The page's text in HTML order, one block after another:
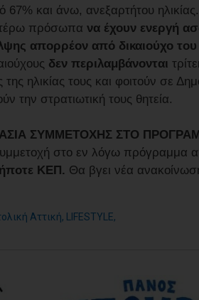
67% και άνω, ανεξαρτήτου ηλικίας.
πρόσωπα να έχουν ενεργή
απορρέον από δικαιούχο
δεν περιλαμβάνονται
της ηλικίας τους και φοιτούν σε
την στρατιωτική τους θητεία.
ΣΥΜΜΕΤΟΧΗΣ ΣΤΟ
στο εν λόγω πρόγραμμα
ΚΕΠ. Θα βγει νέα
Αττική, LIFESTYLE,